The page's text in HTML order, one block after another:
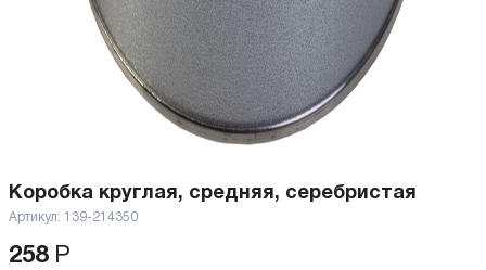
Коробка круглая, средняя, серебристая
Артикул: 139-214350
258 Р